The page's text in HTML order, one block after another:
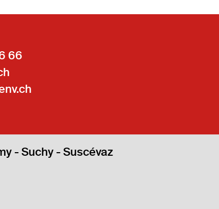
66
- Suchy - Suscévaz